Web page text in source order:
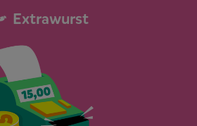
Testversion von scoyo.
Jetzt bestellen
0 1
Extrawurst